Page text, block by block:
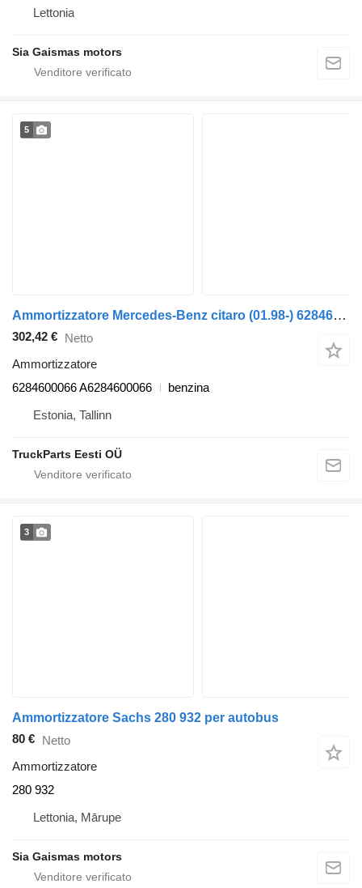
Lettonia
Sia Gaismas motors
5
Ammortizzatore Mercedes-Benz citaro (01.98-) 6284600066 per autobus Mercedes-Benz Bus II (1996-)
302,42 € Netto
Ammortizzatore
6284600066 A6284600066
benzina
Estonia, Tallinn
TruckParts Eesti OÜ
3
Ammortizzatore Sachs 280 932 per autobus
80 € Netto
Ammortizzatore
280 932
Lettonia, Mārupe
Sia Gaismas motors